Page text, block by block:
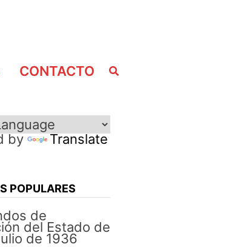
CONTACTO
by Translate
POPULARES
de
del Estado de
de 1936